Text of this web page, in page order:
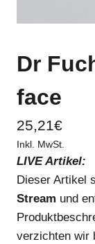
Dr
face
25,21€
Inkl. MwSt.
LIVE Artikel:
Dieser Artikel
Stream und
verzichten wir